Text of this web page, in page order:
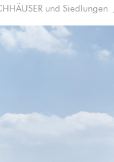
und Siedlungen